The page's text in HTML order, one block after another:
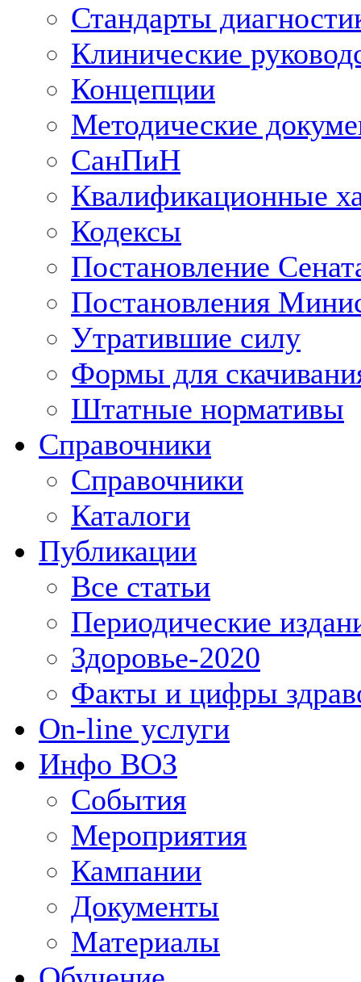
Стандарты
Клинические
Концепции
Методические
СанПиН
Квалификационные
Кодексы
Постановление
Постановления
Утратившие силу
Формы для
Штатные нормативы
Справочники
Справочники
Каталоги
Публикации
Все статьи
Периодические
Здоровье-2020
Факты и цифры
On-line услуги
Инфо ВОЗ
События
Мероприятия
Кампании
Документы
Материалы